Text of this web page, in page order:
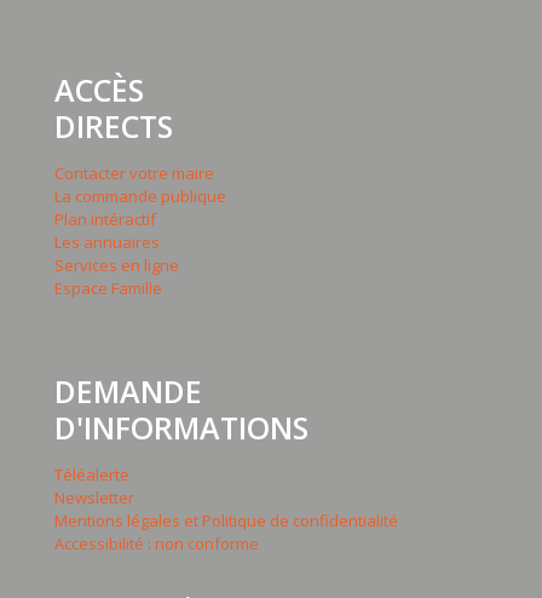
ACCÈS
DIRECTS
Contacter votre maire
La commande publique
Plan intéractif
Les annuaires
Services en ligne
Espace Famille
DEMANDE
D'INFORMATIONS
Téléalerte
Newsletter
Mentions légales et Politique de confidentialité
Accessibilité : non conforme